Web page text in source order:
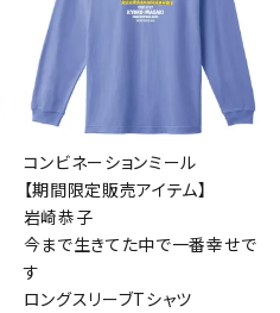
コンビネーションミール
【期間限定販売アイテム】
岩崎恭子
今まで生きてた中で一番幸せで
す
ロングスリーブTシャツ